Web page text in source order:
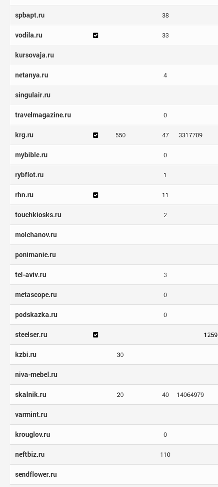
spbapt.ru 38
vodila.ru 33
kursovaja.ru
netanya.ru 4
singulair.ru
travelmagazine.ru 0
krg.ru 550 47 3317709
mybible.ru 0
rybflot.ru 1
rhn.ru 11
touchkiosks.ru 2
molchanov.ru
ponimanie.ru
tel-aviv.ru 3
metascope.ru 0
podskazka.ru 0
steelser.ru 1259
kzbi.ru 30
niva-mebel.ru
skalnik.ru 20 40 14064979
varmint.ru
krouglov.ru 0
neftbiz.ru 110
sendflower.ru